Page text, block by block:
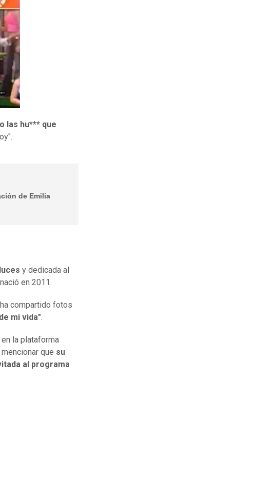
las hu*** que
de Emilia
y dedicada al
en 2011.
compartido fotos
mi vida".
la plataforma
que su
al programa